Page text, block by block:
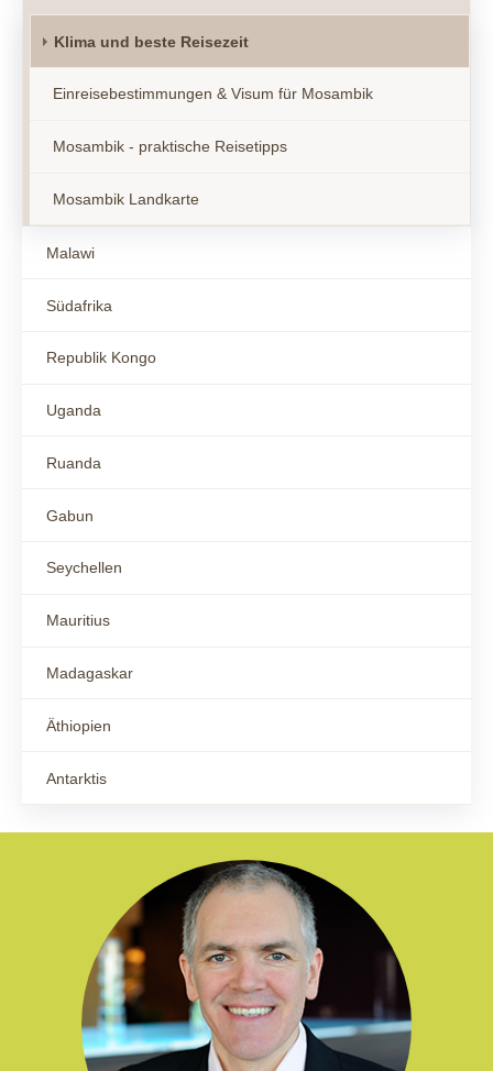
Klima und beste Reisezeit
Einreisebestimmungen & Visum für Mosambik
Mosambik - praktische Reisetipps
Mosambik Landkarte
Malawi
Südafrika
Republik Kongo
Uganda
Ruanda
Gabun
Seychellen
Mauritius
Madagaskar
Äthiopien
Antarktis